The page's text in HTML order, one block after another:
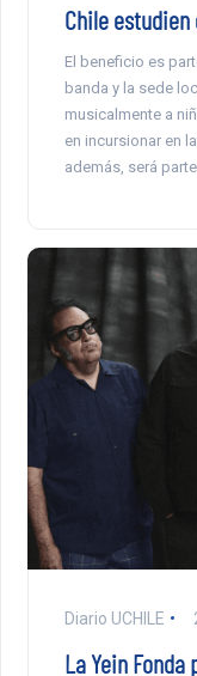
Chile estudien
El beneficio es
banda y la sede
musicalmente a
en incursionar en
además, será
Diario UCHILE
La Yein